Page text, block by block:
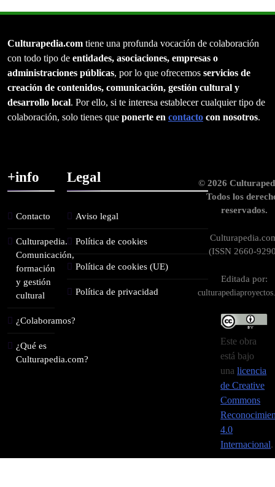
Culturapedia.com tiene una profunda vocación de colaboración
con todo tipo de entidades, asociaciones, empresas o
administraciones públicas, por lo que ofrecemos servicios de
creación de contenidos, comunicación, gestión cultural y
desarrollo local. Por ello, si te interesa establecer cualquier tipo de
colaboración, solo tienes que ponerte en contacto con nosotros.
+info
Contacto
Culturapedia.
Comunicación,
formación
y gestión
cultural
¿Colaboramos?
¿Qué es
Culturapedia.com?
Legal
Aviso legal
Política de cookies
Política de cookies (UE)
Política de privacidad
© 2026
Todos los
reservados.
(ISSN 2660-
Editada por:
Este obra
está bajo
unalicencia
de Creative
Commons
4.0
Internacional.